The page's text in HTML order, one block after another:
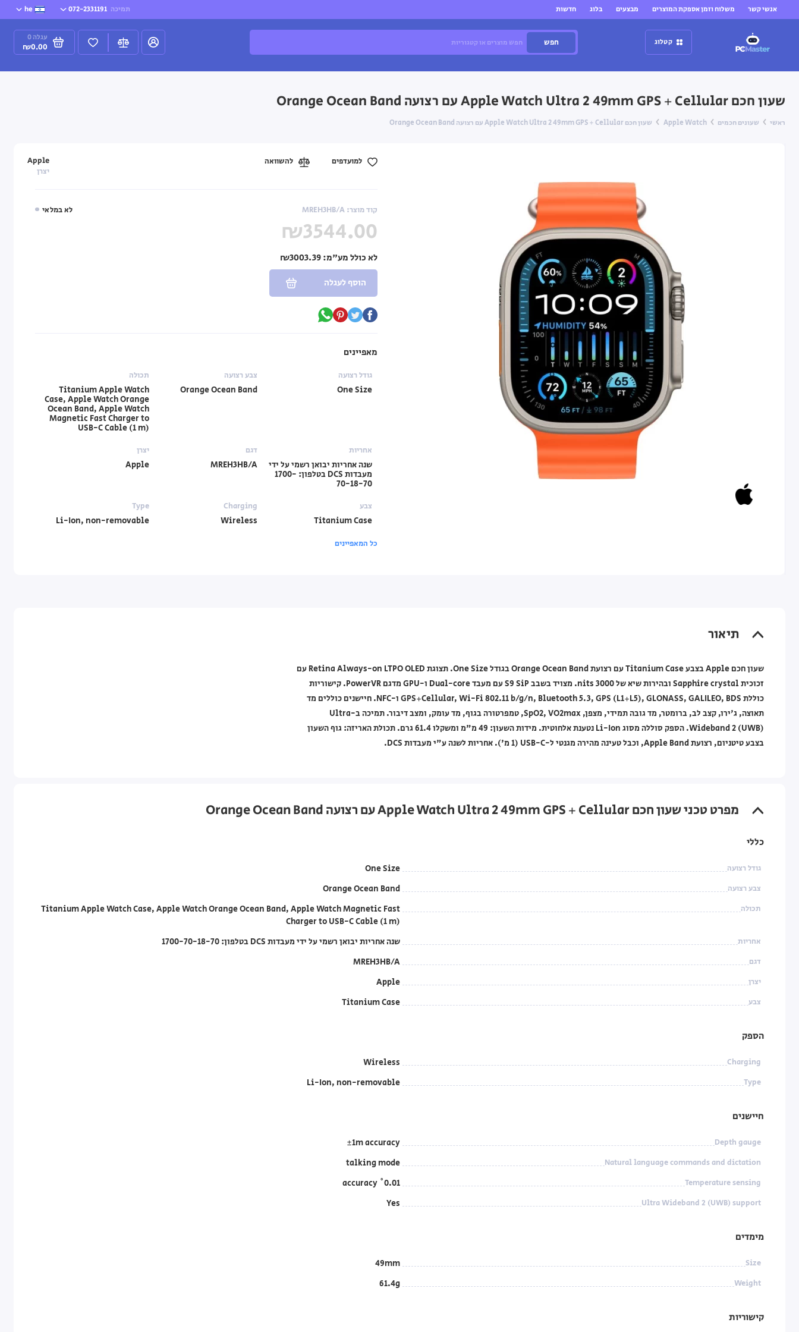
אנשי קשר משלוח וזמן אספקת המוצרים מבצעים בלוג חדשות תמיכה 072-2331191
he
קטלוג חפש עגלה 0
₪0.00
שעון חכם Apple Watch Ultra 2 49mm GPS + Cellular עם רצועה Orange Ocean Band
ראשי שעונים חכמים Apple Watch שעון חכם Apple Watch Ultra 2 49mm GPS + Cellular עם רצועה Orange Ocean Band
לא במלאי קוד מוצר: MREH3HB/A
Apple
יצרן
₪3544.00
לא כולל מע"מ:
הוסף לעגלה
למועדפים להשוואה
מאפיינים
גודל רצועה
One Size
צבע רצועה
Orange Ocean Band
תכולה
Titanium Apple Watch
Case, Apple Watch Orange
Ocean Band, Apple Watch
Magnetic Fast Charger to
USB-C Cable (1 m)
אחריות
שנה אחריות יבואן רשמי על ידי
מעבדות DCS בטלפון: 1700-
70-18-70
דגם
MREH3HB/A
יצרן
Apple
צבע
Titanium Case
Charging
Wireless
Type
Li-Ion, non-removable
כל המאפיינים
תיאור
שעון חכם Apple בצבע Titanium Case עם רצועת Orange Ocean Band בגודל One Size. תצוגת Retina Always-on LTPO OLED עם
זכוכית Sapphire crystal ובהירות שיא של 3000 nits. מצויד בשבב S9 SiP עם מעבד Dual-core ו-GPU מדגם PowerVR. קישוריות
כוללת GPS+Cellular, Wi-Fi 802.11 b/g/n, Bluetooth 5.3, GPS (L1+L5), GLONASS, GALILEO, BDS ו-NFC. חיישנים כוללים מד
תאוצה, ג'ירו, קצב לב, ברומטר, מד גובה תמידי, מצפן, SpO2, VO2max, טמפרטורה בגוף, מד עומק, ומצב דיבור. תמיכה ב-Ultra
Wideband 2 (UWB). הספק סוללה מסוג Li-Ion נטענת אלחוטית. מידות השעון: 49 מ"מ ומשקלו 61.4 גרם. תכולת האריזה: גוף השעון
בצבע טיטניום, רצועת Apple Band, וכבל טעינה מהירה מגנטי ל-USB-C (1 מ'). אחריות לשנה ע"י מעבדות DCS.
מפרט טכני שעון חכם Apple Watch Ultra 2 49mm GPS + Cellular עם רצועה Orange Ocean Band
כללי
גודל רצועה One Size
צבע רצועה Orange Ocean Band
תכולה
Titanium Apple Watch Case, Apple Watch Orange Ocean Band, Apple Watch Magnetic Fast
Charger to USB-C Cable (1 m)
אחריות שנה אחריות יבואן רשמי על ידי מעבדות DCS בטלפון: 1700-70-18-70
דגם MREH3HB/A
יצרן Apple
צבע Titanium Case
הספק
Charging
Wireless
Type
Li-Ion, non-removable
חיישנים
Depth gauge
±1m accuracy
Natural language commands and dictation
talking mode
Temperature sensing
0.01˚ accuracy
Ultra Wideband 2 (UWB) support
Yes
מימדים
Size
49mm
Weight
61.4g
קישוריות